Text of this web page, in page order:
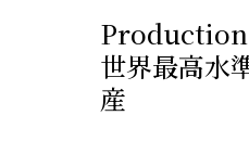
世界最高水
産